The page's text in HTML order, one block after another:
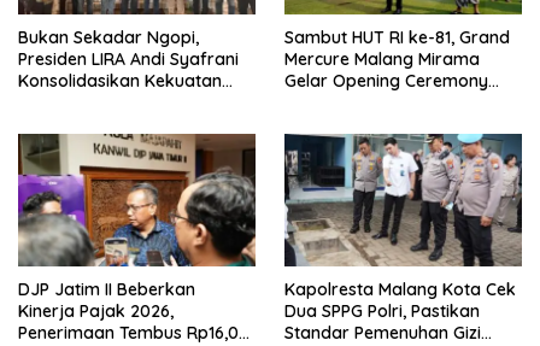
Bukan Sekadar Ngopi,
Presiden LIRA Andi Syafrani
Konsolidasikan Kekuatan
Sambut HUT RI ke-81, Grand
Mercure Malang Mirama
Gelar Opening Ceremony
DJP Jatim II Beberkan
Kinerja Pajak 2026,
Penerimaan Tembus Rp16,08
Kapolresta Malang Kota Cek
Dua SPPG Polri, Pastikan
Standar Pemenuhan Gizi